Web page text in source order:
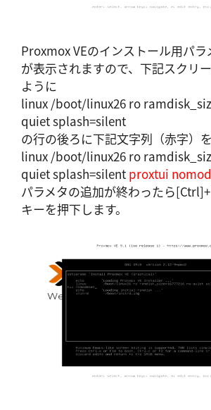
Proxmox VEのインストール用パ
が表示されますので、下記スクリ
ように
linux /boot/linux26 ro
quiet splash=silent
の行の後ろに下記文字列（赤字）を
linux /boot/linux26 ro
quiet splash=silent proxtui
パラメタの追加が終わったら
キーを押下します。